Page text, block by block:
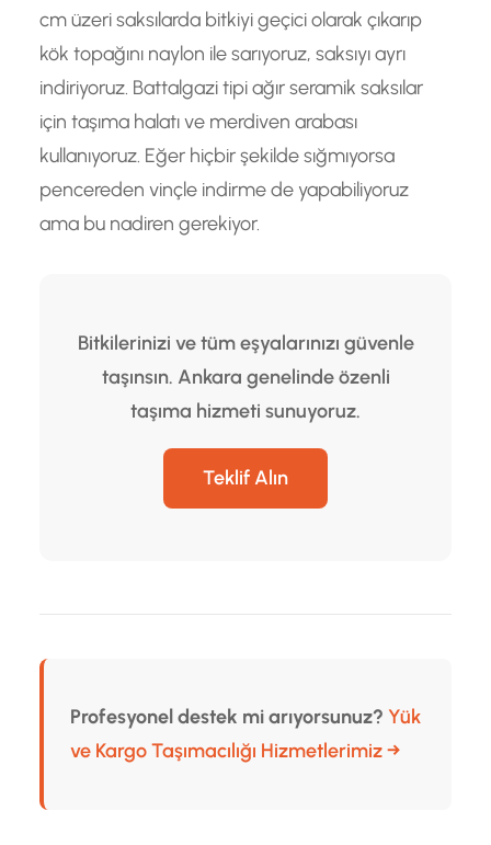
cm üzeri saksılarda bitkiyi geçici olarak çıkarıp
kök topağını naylon ile sarıyoruz, saksıyı ayrı
indiriyoruz. Battalgazi tipi ağır seramik saksılar
için taşıma halatı ve merdiven arabası
kullanıyoruz. Eğer hiçbir şekilde sığmıyorsa
pencereden vinçle indirme de yapabiliyoruz
ama bu nadiren gerekiyor.
Bitkilerinizi ve tüm eşyalarınızı güvenle
taşınsın. Ankara genelinde özenli
taşıma hizmeti sunuyoruz.
Teklif Alın
Profesyonel destek mi arıyorsunuz? Yük
ve Kargo Taşımacılığı Hizmetlerimiz →